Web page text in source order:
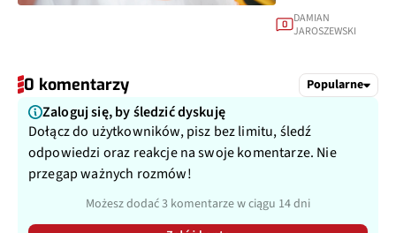
0
DAMIAN
JAROSZEWSKI
0 komentarzy Popularne
Zaloguj się, by śledzić dyskuję
Dołącz do użytkowników, pisz bez limitu, śledź
odpowiedzi oraz reakcje na swoje komentarze. Nie
przegap ważnych rozmów!
Możesz dodać 3 komentarze w ciągu 14 dni